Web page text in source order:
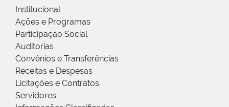
Institucional
Ações e Programas
Participação Social
Auditorias
Convênios e Transferências
Receitas e Despesas
Licitações e Contratos
Servidores